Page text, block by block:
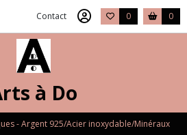
Contact 0 0
à Do
- Argent 925/Acier inoxydable/Minéraux